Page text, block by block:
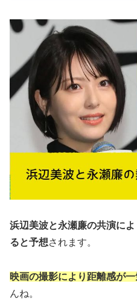
浜辺美波と永瀬廉の共演に
ると予想されます。
映画の撮影により距離感が
んね。